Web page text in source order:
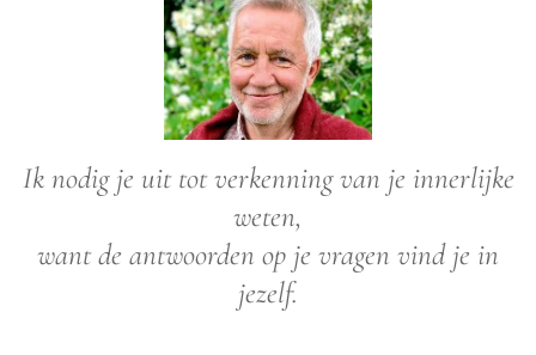
Ik nodig je uit tot verkenning van je innerlijke
weten,
want de antwoorden op je vragen vind je in
jezelf.